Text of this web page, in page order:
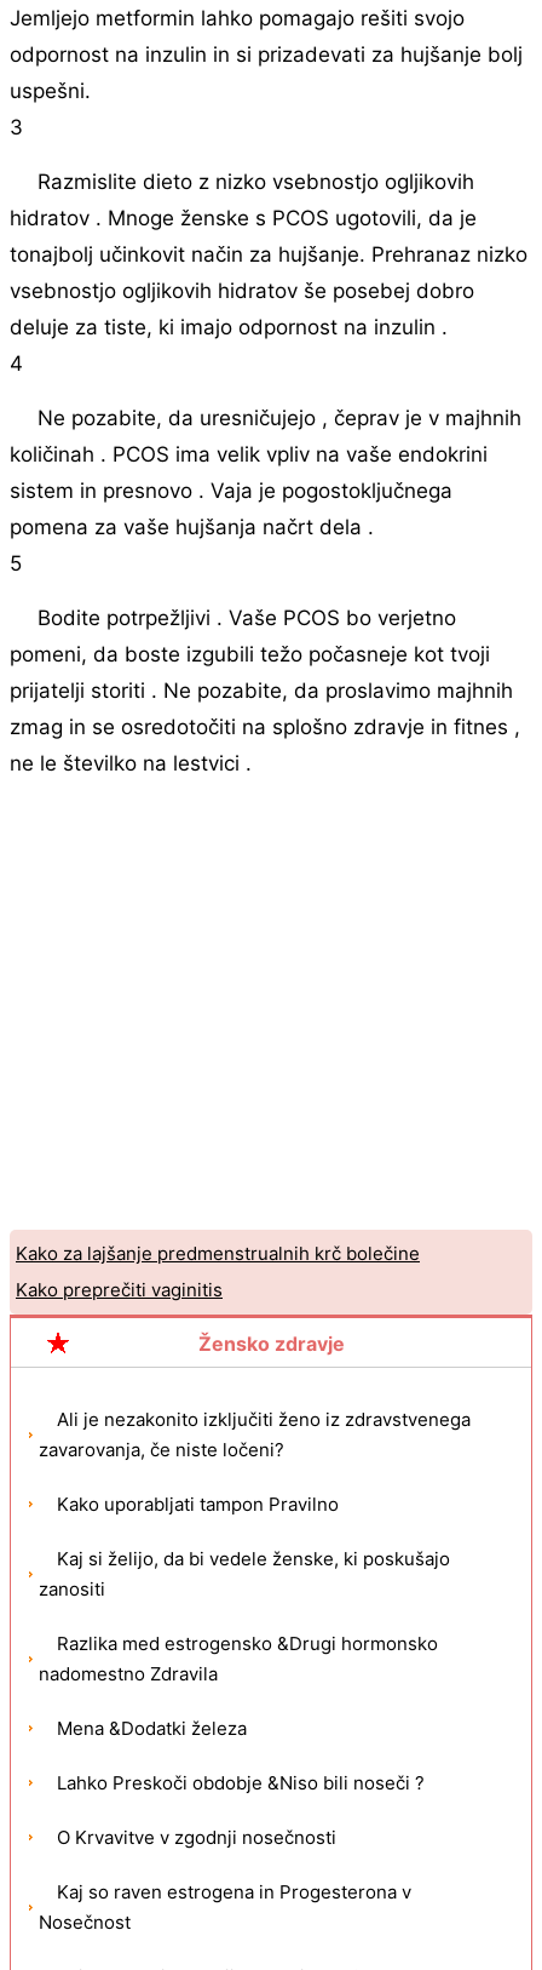
Jemljejo metformin lahko pomagajo rešiti svojo
odpornost na inzulin in si prizadevati za hujšanje bolj
uspešni.
3
Razmislite dieto z nizko vsebnostjo ogljikovih
hidratov . Mnoge ženske s PCOS ugotovili, da je
tonajbolj učinkovit način za hujšanje. Prehranaz nizko
vsebnostjo ogljikovih hidratov še posebej dobro
deluje za tiste, ki imajo odpornost na inzulin .
4
Ne pozabite, da uresničujejo , čeprav je v majhnih
količinah . PCOS ima velik vpliv na vaše endokrini
sistem in presnovo . Vaja je pogostoključnega
pomena za vaše hujšanja načrt dela .
5
Bodite potrpežljivi . Vaše PCOS bo verjetno
pomeni, da boste izgubili težo počasneje kot tvoji
prijatelji storiti . Ne pozabite, da proslavimo majhnih
zmag in se osredotočiti na splošno zdravje in fitnes ,
ne le številko na lestvici .
Kako za lajšanje predmenstrualnih krč bolečine
Kako preprečiti vaginitis
Žensko zdravje
Ali je nezakonito izključiti ženo iz zdravstvenega
zavarovanja, če niste ločeni?
Kako uporabljati tampon Pravilno
Kaj si želijo, da bi vedele ženske, ki poskušajo
zanositi
Razlika med estrogensko &Drugi hormonsko
nadomestno Zdravila
Mena &Dodatki železa
Lahko Preskoči obdobje &Niso bili noseči ?
O Krvavitve v zgodnji nosečnosti
Kaj so raven estrogena in Progesterona v
Nosečnost